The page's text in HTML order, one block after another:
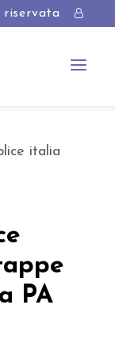
riservata
italia
PA